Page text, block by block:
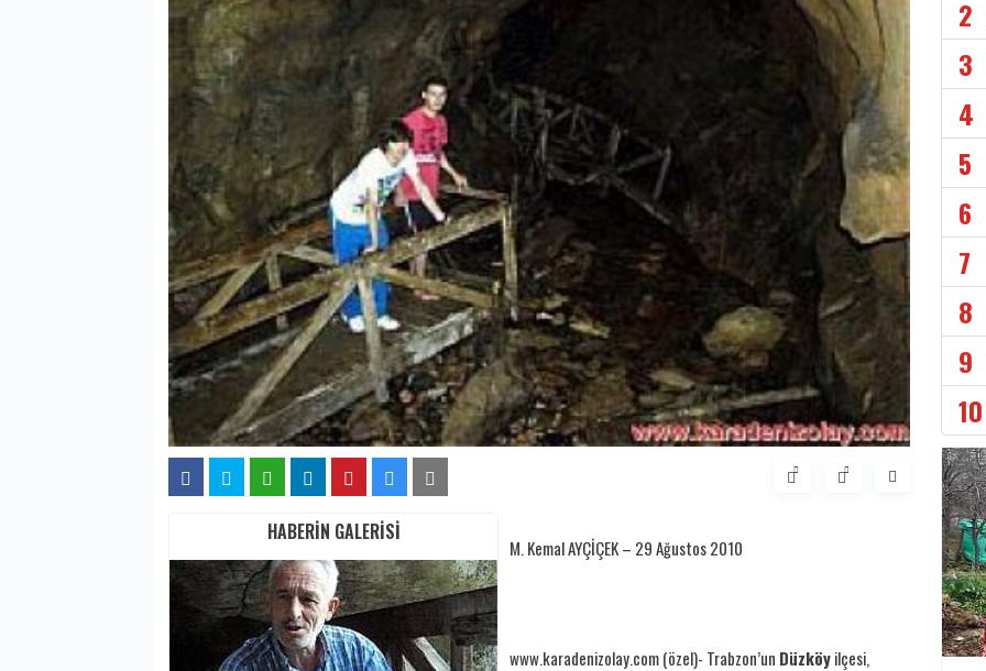
HABERİN GALERİSİ
M. Kemal AYÇİÇEK – 29 Ağustos 2010
www.karadenizolay.com (özel)- Trabzon’un Düzköyilçesi,
2
3
4
5
6
7
8
9
10